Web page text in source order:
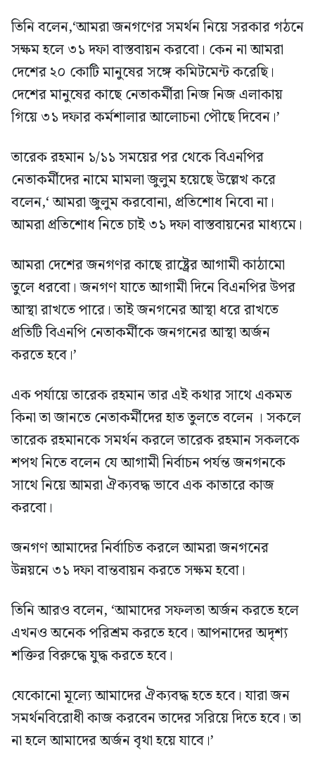
তিনি বলেন,‘আমরা জনগণের সমর্থন নিয়ে সরকার গঠনে
সক্ষম হলে ৩১ দফা বাস্তবায়ন করবো। কেন না আমরা
দেশের ২০ কোটি মানুষের সঙ্গে কমিটমেন্ট করেছি।
দেশের মানুষের কাছে নেতাকর্মীরা নিজ নিজ এলাকায়
গিয়ে ৩১ দফার কর্মশালার আলোচনা পৌছে দিবেন।’
তারেক রহমান ১/১১ সময়ের পর থেকে বিএনপির
নেতাকর্মীদের নামে মামলা জুলুম হয়েছে উল্লেখ করে
বলেন,‘ আমরা জুলুম করবোনা, প্রতিশোধ নিবো না।
আমরা প্রতিশোধ নিতে চাই ৩১ দফা বাস্তবায়নের মাধ্যমে।
আমরা দেশের জনগণর কাছে রাষ্ট্রের আগামী কাঠামো
তুলে ধরবো। জনগণ যাতে আগামী দিনে বিএনপির উপর
আস্থা রাখতে পারে। তাই জনগনের আস্থা ধরে রাখতে
প্রতিটি বিএনপি নেতাকর্মীকে জনগনের আস্থা অর্জন
করতে হবে।’
এক পর্যায়ে তারেক রহমান তার এই কথার সাথে একমত
কিনা তা জানতে নেতাকর্মীদের হাত তুলতে বলেন । সকলে
তারেক রহমানকে সমর্থন করলে তারেক রহমান সকলকে
শপথ নিতে বলেন যে আগামী নির্বাচন পর্যন্ত জনগনকে
সাথে নিয়ে আমরা ঐক্যবদ্ধ ভাবে এক কাতারে কাজ
করবো।
জনগণ আমাদের নির্বাচিত করলে আমরা জনগনের
উন্নয়নে ৩১ দফা বান্তবায়ন করতে সক্ষম হবো।
তিনি আরও বলেন, ‘আমাদের সফলতা অর্জন করতে হলে
এখনও অনেক পরিশ্রম করতে হবে। আপনাদের অদৃশ্য
শক্তির বিরুদ্ধে যুদ্ধ করতে হবে।
যেকোনো মূল্যে আমাদের ঐক্যবদ্ধ হতে হবে। যারা জন
সমর্থনবিরোধী কাজ করবেন তাদের সরিয়ে দিতে হবে। তা
না হলে আমাদের অর্জন বৃথা হয়ে যাবে।’